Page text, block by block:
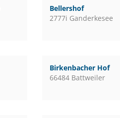
Bellershof
2777i Ganderkesee
Birkenbacher Hof
66484 Battweiler